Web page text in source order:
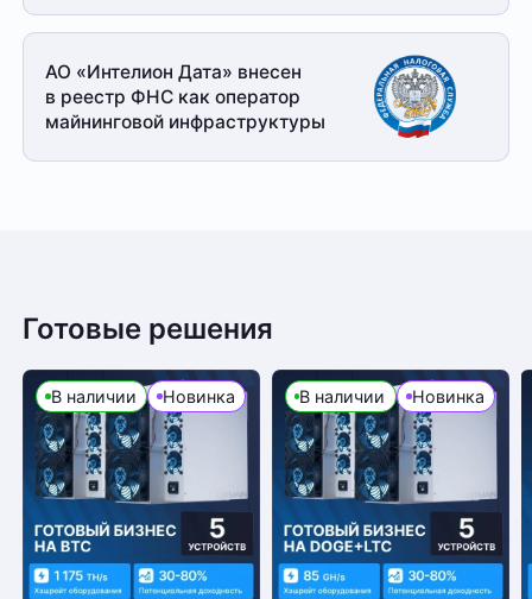
АО «Интелион Дата» внесен
в реестр ФНС как оператор
майнинговой инфраструктуры
Готовые решения
В наличии Новинка В наличии Новинка